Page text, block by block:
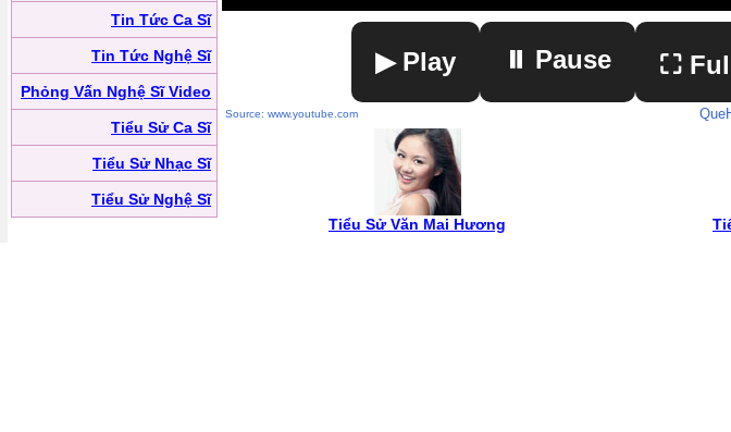
Tin Tức Ca Sĩ
Tin Tức Nghệ Sĩ
Phỏng Vấn Nghệ Sĩ Video
Tiểu Sử Ca Sĩ
Tiểu Sử Nhạc Sĩ
Tiểu Sử Nghệ Sĩ
▶ Play ⏸ Pause ⛶
Source: www.youtube.com
Tiểu Sử Văn Mai Hương